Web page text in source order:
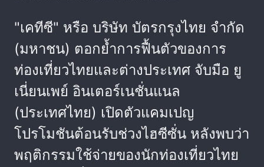
"เคทีซี" หรือ บริษัท บัตรกรุงไทย จำกัด
(มหาชน) ตอกย้ำการฟื้นตัวของการ
ท่องเที่ยวไทยและต่างประเทศ จับมือ ยู
เนี่ยนเพย์ อินเตอร์เนชั่นแนล
(ประเทศไทย) เปิดตัวแคมเปญ
โปรโมชันต้อนรับช่วงไฮซีซั่น หลังพบว่า
พฤติกรรมใช้จ่ายของนักท่องเที่ยวไทย